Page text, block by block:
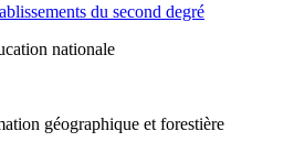
du second degré
nationale
géographique et forestière